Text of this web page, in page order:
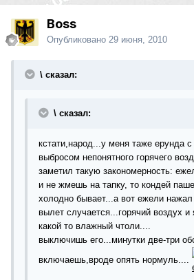
Boss
Опубликовано 29 июня, 2010
\ сказал:
\ сказал:
кстати,народ...у меня таже ерунда
выбросом непонятного горячего
заметил такую закономерность:
и не жмешь на тапку, то кондей
холодно бывает...а вот ежели нажал
вылет случается...горячий воздух
какой то влажный чтоли....
выключишь его...минутки две-три
включаешь,вроде опять нормуль....